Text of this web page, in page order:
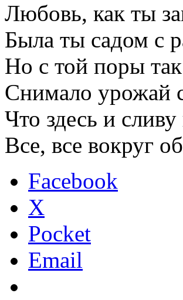
Любовь, как ты
Была ты садом с
Но с той поры
Снимало урожай
Что здесь и
Все, все вокруг
Facebook
X
Pocket
Email